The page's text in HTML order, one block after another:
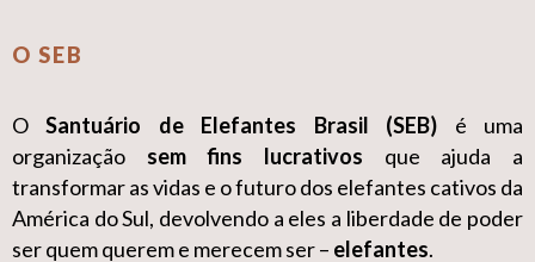
O SEB
OSantuário de Elefantes Brasil (SEB) é uma
organização sem fins lucrativos que ajuda a
transformar as vidas e o futuro dos elefantes cativos da
América do Sul, devolvendo a eles a liberdade de poder
ser quem querem e merecem ser – elefantes.